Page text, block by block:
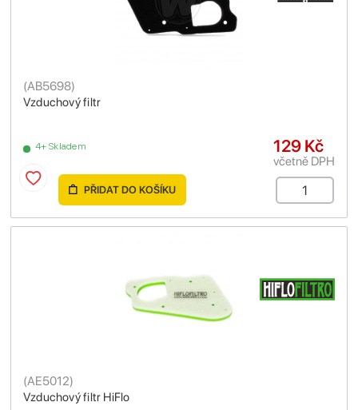
Vzduchový filtr
(AB5698)
4+ Skladem 129 Kč
včetně DPH
PŘIDAT DO KOŠÍKU
Vzduchový filtr HiFlo
(AE5012)